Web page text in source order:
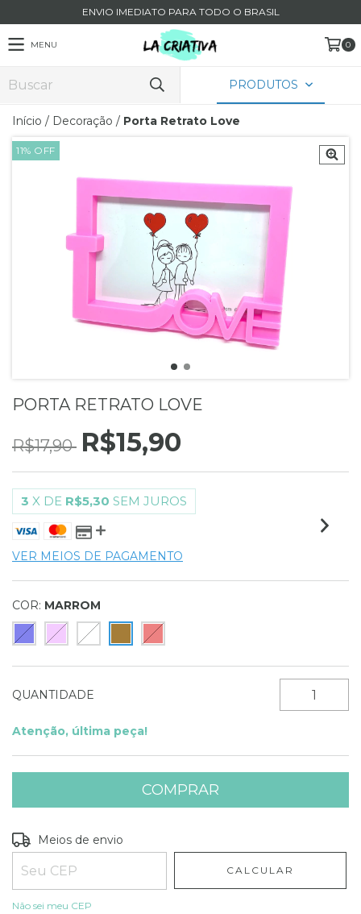
ENVIO IMEDIATO PARA TODO O BRASIL
MENU 0
PRODUTOS
Início / Decoração / Porta Retrato Love
11% OFF
PORTA RETRATO LOVE
R$17,90 R$15,90
3 X DE R$5,30 SEM JUROS
VER MEIOS DE PAGAMENTO
COR: MARROM
QUANTIDADE
Atenção, última peça!
Entregas para o CEP:
Meios de envio
CALCULAR
Não sei meu CEP